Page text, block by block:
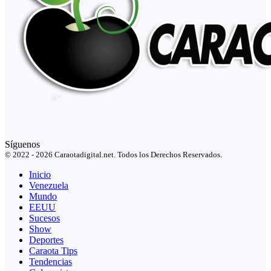
Síguenos
© 2022 - 2026 Caraotadigital.net. Todos los Derechos Reservados.
Inicio
Venezuela
Mundo
EEUU
Sucesos
Show
Deportes
Caraota Tips
Tendencias